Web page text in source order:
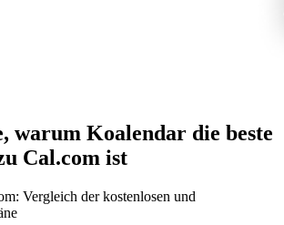
warum Koalendar die beste
Cal.com ist
Vergleich der kostenlosen und